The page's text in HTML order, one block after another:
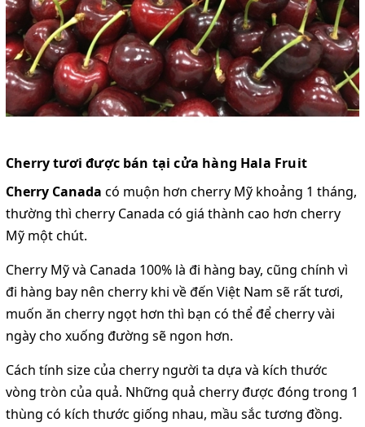
Cherry tươi được bán tại cửa hàng Hala Fruit
Cherry Canada có muộn hơn cherry Mỹ khoảng 1 tháng,
thường thì cherry Canada có giá thành cao hơn cherry
Mỹ một chút.
Cherry Mỹ và Canada 100% là đi hàng bay, cũng chính vì
đi hàng bay nên cherry khi về đến Việt Nam sẽ rất tươi,
muốn ăn cherry ngọt hơn thì bạn có thể để cherry vài
ngày cho xuống đường sẽ ngon hơn.
Cách tính size của cherry người ta dựa và kích thước
vòng tròn của quả. Những quả cherry được đóng trong 1
thùng có kích thước giống nhau, mầu sắc tương đồng.